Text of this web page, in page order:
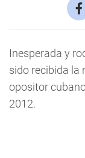
Inesperada y
sido recibida la
opositor
2012.